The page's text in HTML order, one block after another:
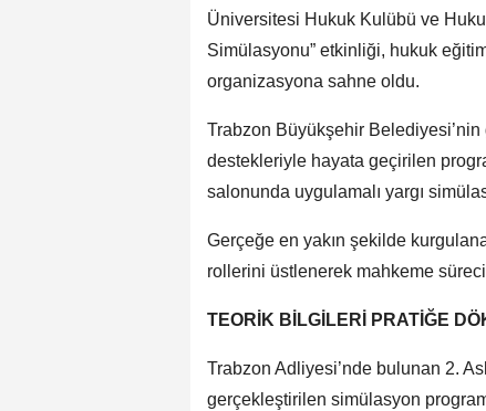
Üniversitesi Hukuk Kulübü ve
Simülasyonu” etkinliği, hukuk
organizasyona sahne oldu.
Trabzon Büyükşehir
destekleriyle hayata geçirilen
salonunda uygulamalı yargı
Gerçeğe en yakın şekilde
rollerini üstlenerek mahkeme
TEORİK BİLGİLERİ PRATİĞE
Trabzon Adliyesi’nde bulunan 2.
gerçekleştirilen simülasyon